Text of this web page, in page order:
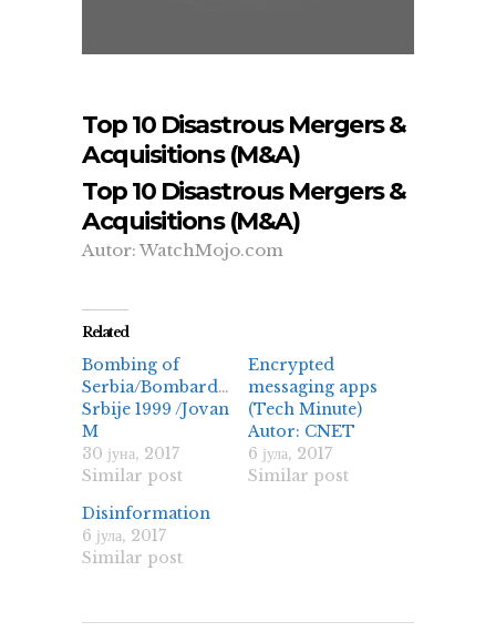
Top 10 Disastrous Mergers &
Acquisitions (M&A)
Top 10 Disastrous Mergers &
Acquisitions (M&A)
Autor: WatchMojo.com
Related
Bombing of
Serbia/Bombardovanje
Srbije 1999 /Jovan
M
30 јуна, 2017
Similar post
Encrypted
messaging apps
(Tech Minute)
Autor: CNET
6 јула, 2017
Similar post
Disinformation
6 јула, 2017
Similar post